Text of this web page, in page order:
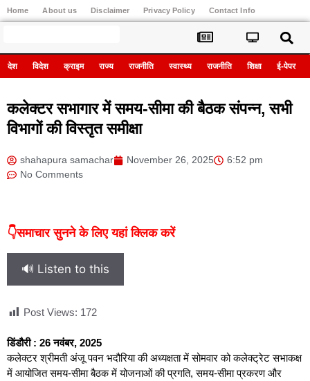
Home About us Disclaimer Privacy Policy Contact Info
देश विदेश क्राइम राज्य राजनीति स्वास्थ्य राजनीति शिक्षा ई-पेपर
कलेक्टर सभागार में समय-सीमा की बैठक संपन्न, सभी
विभागों की विस्तृत समीक्षा
shahapura samachar November 26, 2025
6:52 pm
No Comments
👇समाचार सुनने के लिए यहां क्लिक करें
🔊 Listen to this
Post Views: 172
डिंडौरी : 26 नवंबर, 2025
कलेक्टर श्रीमती अंजू पवन भदौरिया की अध्यक्षता में सोमवार को कलेक्ट्रेट सभाकक्ष
में आयोजित समय-सीमा बैठक में योजनाओं की प्रगति, समय-सीमा प्रकरण और